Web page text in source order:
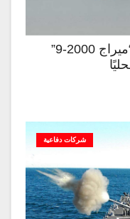
الإمارات تعزز قدرات مقاتلات “ميراج 2000-9”
شركات دفاعية